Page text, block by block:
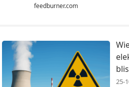
feedburner.com
25-